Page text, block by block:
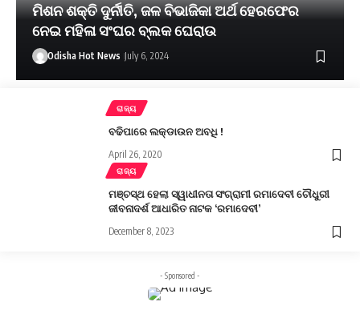
ମିଶନ ଶକ୍ତି ଦୁର୍ନୀତି, ଜଳ ବିଭାଜିକା ଅର୍ଥ ହେରଫେର
ନେଇ ମହିଳା ସଂଘର ବ୍ଲକ ଘେରାଉ
Odisha Hot News July 6, 2024
ରାଜ୍ୟ
ବଢିପାରେ ଲକ୍‌ଡାଉନ ଅବଧି !
April 26, 2020
ରାଜ୍ୟ
ମଞ୍ଚସ୍ଥ ହେଲା ସ୍ୱାଧୀନତା ସଂଗ୍ରାମୀ ରମାଦେବୀ ଚୌଧୁରୀ
ଜୀବନାଦର୍ଶ ଆଧାରିତ ନାଟକ ‘ରମାଦେବୀ’
December 8, 2023
- Sponsored -